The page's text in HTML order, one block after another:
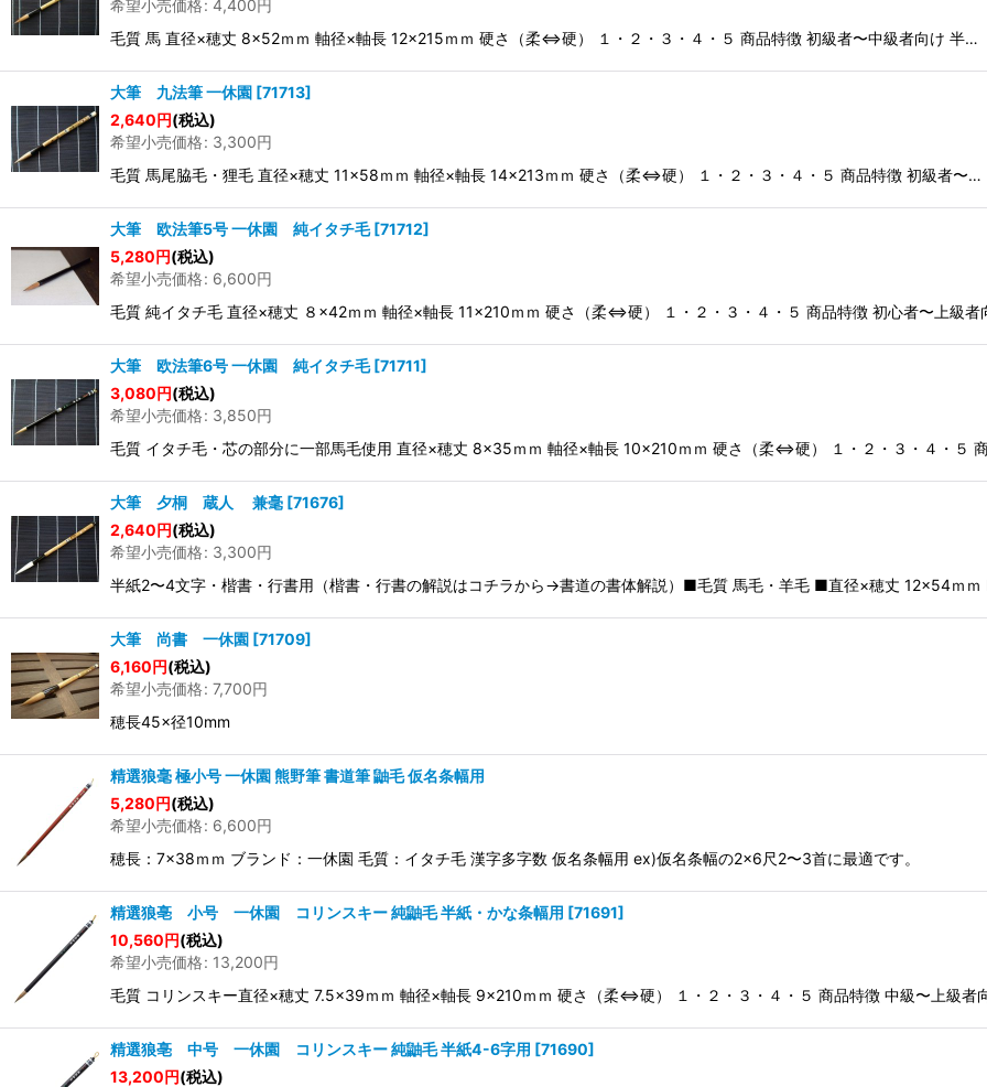
希望小売価格: 4,400円
毛質 馬 直径×穂丈 8×52ｍｍ 軸径×軸長 12×215ｍｍ 硬さ（柔⇔硬） １・２・３・４・５ 商品特徴 初級者〜中級者向け 半…
大筆 九法筆 一休園 [71713]
2,640円(税込)
希望小売価格: 3,300円
毛質 馬尾脇毛・狸毛 直径×穂丈 11×58ｍｍ 軸径×軸長 14×213ｍｍ 硬さ（柔⇔硬） １・２・３・４・５ 商品特徴 初級者〜…
大筆 欧法筆5号 一休園 純イタチ毛 [71712]
5,280円(税込)
希望小売価格: 6,600円
毛質 純イタチ毛 直径×穂丈 ８×42ｍｍ 軸径×軸長 11×210ｍｍ 硬さ（柔⇔硬） １・２・３・４・５ 商品特徴 初心者〜上級者
大筆 欧法筆6号 一休園 純イタチ毛 [71711]
3,080円(税込)
希望小売価格: 3,850円
毛質 イタチ毛・芯の部分に一部馬毛使用 直径×穂丈 8×35ｍｍ 軸径×軸長 10×210ｍｍ 硬さ（柔⇔硬） １・２・３・４・５
大筆 夕桐 蔵人 兼毫 [71676]
2,640円(税込)
希望小売価格: 3,300円
半紙2〜4文字・楷書・行書用（楷書・行書の解説はコチラから→書道の書体解説）■毛質 馬毛・羊毛 ■直径×穂丈 12×54ｍ
大筆 尚書 一休園 [71709]
6,160円(税込)
希望小売価格: 7,700円
穂長45×径10mm
精選狼毫 極小号 一休園 熊野筆 書道筆 鼬毛 仮名条幅用
5,280円(税込)
希望小売価格: 6,600円
穂長：7×38ｍｍ ブランド：一休園 毛質：イタチ毛 漢字多字数 仮名条幅用 ex)仮名条幅の2×6尺2〜3首に最適です。
精選狼亳 小号 一休園 コリンスキー 純鼬毛 半紙・かな条幅用 [71691]
10,560円(税込)
希望小売価格: 13,200円
毛質 コリンスキー直径×穂丈 7.5×39ｍｍ 軸径×軸長 9×210ｍｍ 硬さ（柔⇔硬） １・２・３・４・５ 商品特徴 中級〜上級者
精選狼亳 中号 一休園 コリンスキー 純鼬毛 半紙4-6字用 [71690]
13,200円(税込)